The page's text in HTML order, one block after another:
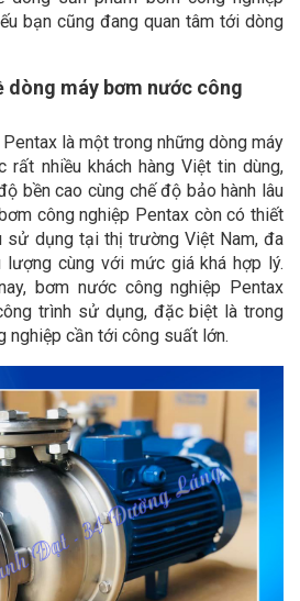
bạn cũng đang quan tâm tới dòng
dòng máy bơm nước công
là một trong những dòng máy
rất nhiều khách hàng Việt tin dùng,
bền cao cùng chế độ bảo hành lâu
công nghiệp Pentax còn có thiết
sử dụng tại thị trường Việt Nam, đa
cùng với mức giá khá hợp lý.
bơm nước công nghiệp Pentax
trình sử dụng, đặc biệt là trong
nghiệp cần tới công suất lớn.